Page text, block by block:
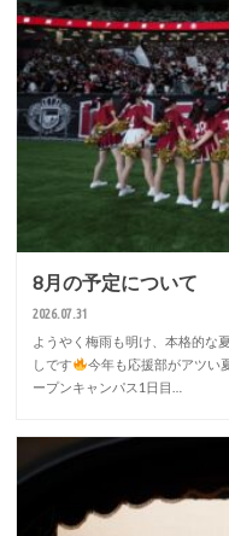
8月の予定について
2026.07.31
ようやく梅雨も明け、本格的な
しです
今年も応援部がアツい
ープンキャンパス1日目…